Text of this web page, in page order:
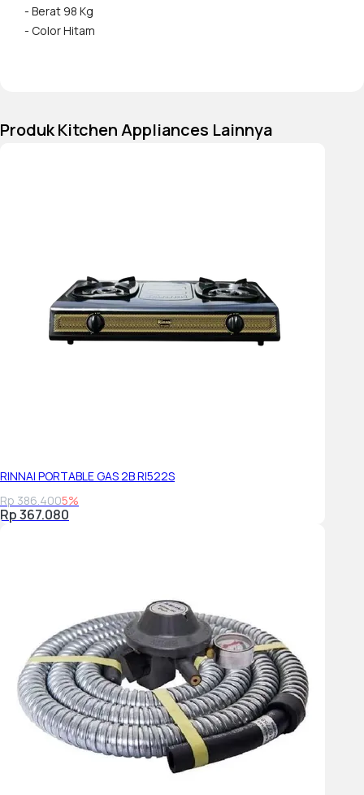
- Berat 98 Kg
- Color Hitam
Produk Kitchen Appliances Lainnya
RINNAI PORTABLE GAS 2B RI522S
Rp 386.4005%
Rp 367.080